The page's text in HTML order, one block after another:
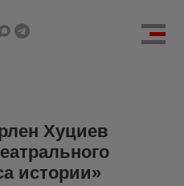
Хуциев
истории»